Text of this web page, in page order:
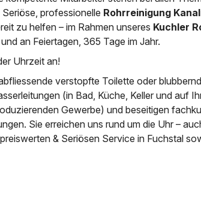
professionelle Rohrreinigung
zu helfen – im Rahmen unseres Kuchler
an Feiertagen, 365 Tage im Jahr.
Uhrzeit an!
verstopfte Toilette oder
(in Bad, Küche, Keller und auf
Gewerbe) und beseitigen
Sie erreichen uns rund um die Uhr –
& Seriösen Service in Fuchstal